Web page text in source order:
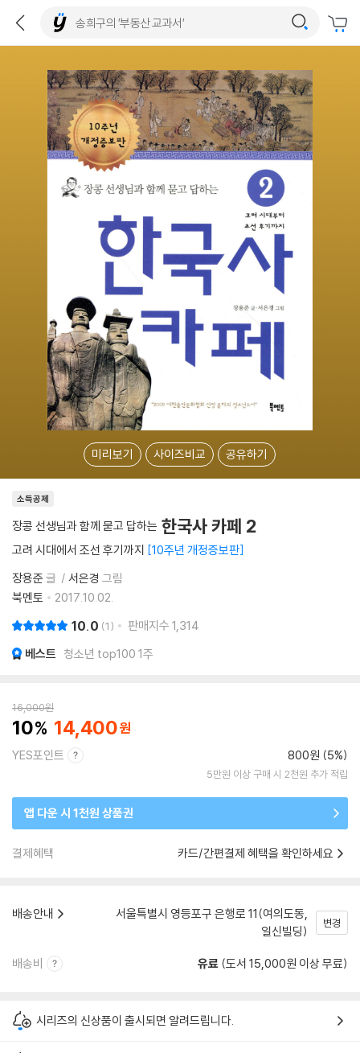
미리보기 사이즈비교 공유하기
소득공제
장콩 선생님과 함께 묻고 답하는 한국사 카페 2
고려 시대에서 조선 후기까지 10주년 개정증보판
장용준 글 서은경 그림
북멘토
2017.10.02.
10.0 1 판매지수 1,314
베스트 청소년 top100 1주
16,000원
10 14,400
YES포인트 800원 (5%)
5만원 이상 구매 시 2천원 추가 적립
앱 다운 시 1천원 상품권
결제혜택 카드/간편결제 혜택을 확인하세요
배송안내
서울특별시 영등포구 은행로 11(여의도동,
일신빌딩)
변경
배송비 유료 (도서 15,000원 이상 무료)
시리즈의 신상품이 출시되면 알려드립니다.